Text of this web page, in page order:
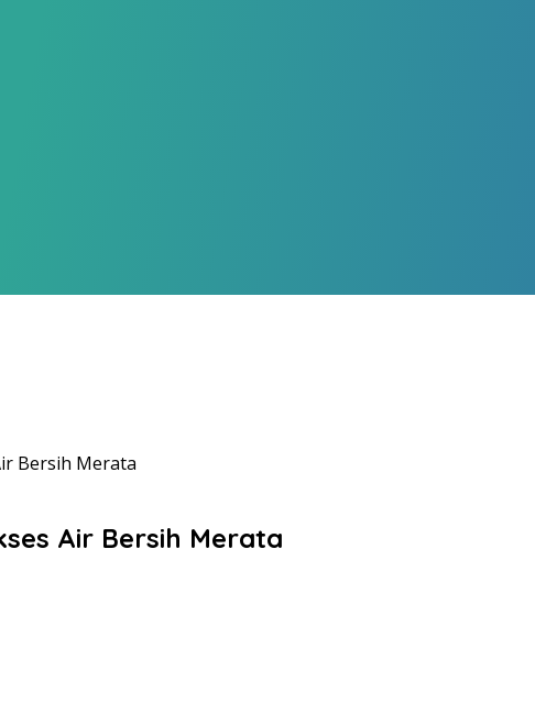
Bersih Merata
Air Bersih Merata